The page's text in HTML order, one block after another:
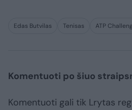
Edas Butvilas Tenisas ATP
Komentuoti po šiuo
Komentuoti gali tik Lrytas